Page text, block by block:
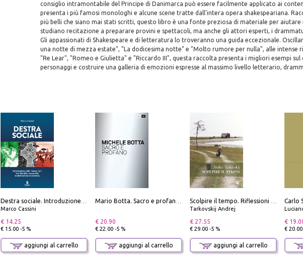
consiglio intramontabile del Principe di Danimarca può essere facilmente applicato ai
presenta i più famosi monologhi e alcune scene tratte dall'intera opera shakespeariana.
più belli che siano mai stati scritti, questo libro è una fonte preziosa di materiale per
studiano recitazione a preparare provini e spettacoli, ma anche gli attori esperti, i
Gli appassionati di Shakespeare e di letteratura lo troveranno una guida eccezionale.
una notte di mezza estate", "La dodicesima notte" e "Molto rumore per nulla", alle intense
"Re Lear", "Romeo e Giulietta" e "Riccardo III", questa raccolta presenta i migliori esempi sul
personaggi e costruire una galleria di emozioni espresse al massimo livello letterario,
Marco Cassini
€ 14.25
€ 15.00 -5 %
aggiungi al carrello
€ 20.90
€ 22.00 -5 %
aggiungi al carrello
Tarkovskij Andrej
€ 27.55
€ 29.00 -5 %
aggiungi al carrello
€
€